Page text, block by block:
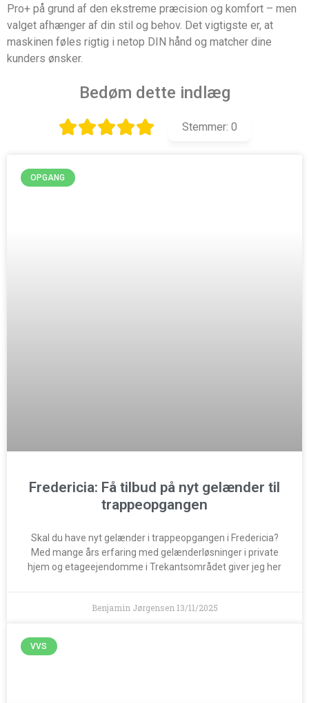
Pro+ på grund af den ekstreme præcision og komfort – men
valget afhænger af din stil og behov. Det vigtigste er, at
maskinen føles rigtig i netop DIN hånd og matcher dine
kunders ønsker.
Bedøm dette indlæg
Stemmer: 0
OPGANG
Fredericia: Få tilbud på nyt gelænder til
trappeopgangen
Skal du have nyt gelænder i trappeopgangen i Fredericia?
Med mange års erfaring med gelænderløsninger i private
hjem og etageejendomme i Trekantsområdet giver jeg her
Benjamin Jørgensen 13/11/2025
VVS